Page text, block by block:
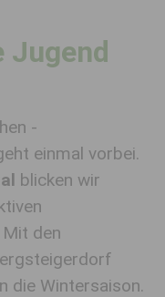
Jugend
-
einmal vorbei.
blicken wir
den
die Wintersaison.